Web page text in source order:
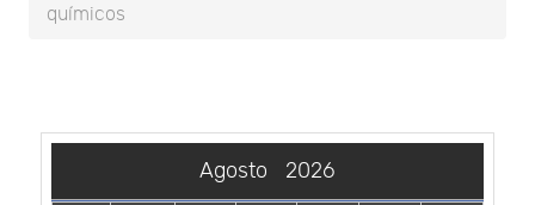
químicos
Agosto 2026